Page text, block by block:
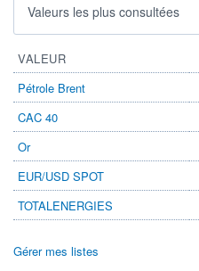
Valeurs les plus consultées
VALEUR
Pétrole Brent
CAC 40
Or
EUR/USD SPOT
TOTALENERGIES
Gérer mes listes